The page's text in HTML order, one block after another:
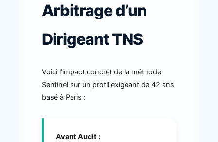
Arbitrage d’un
Dirigeant TNS
Voici l’impact concret de la méthode
Sentinel sur un profil exigeant de 42 ans
basé à Paris :
Avant Audit :